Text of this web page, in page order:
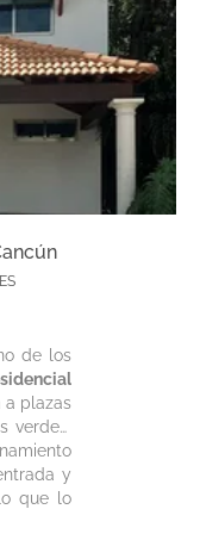
de los
a plazas
verdes,
y
que lo